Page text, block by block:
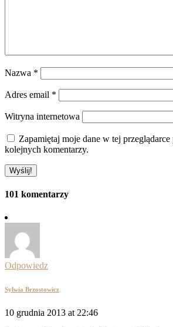
Nazwa *
Adres email *
Witryna internetowa
Zapamiętaj moje dane w tej przeglądarce
kolejnych komentarzy.
101 komentarzy
Odpowiedz
Sylwia Brzostowicz
10 grudnia 2013 at 22:46